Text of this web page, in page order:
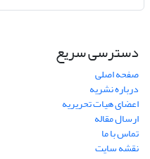
دسترسی سریع
صفحه اصلی
درباره نشریه
اعضای هیات تحریریه
ارسال مقاله
تماس با ما
نقشه سایت